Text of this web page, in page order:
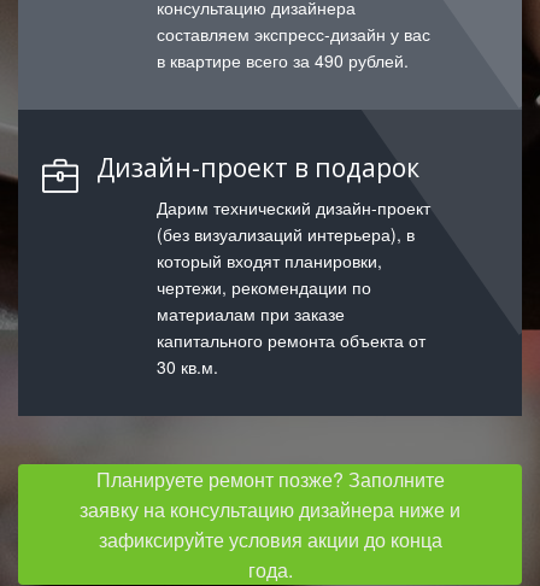
консультацию дизайнера
составляем экспресс-дизайн у вас
в квартире всего за 490 рублей.
Дизайн-проект в подарок
Дарим технический дизайн-проект
(без визуализаций интерьера), в
который входят планировки,
чертежи, рекомендации по
материалам при заказе
капитального ремонта объекта от
30 кв.м.
Планируете ремонт позже? Заполните
заявку на консультацию дизайнера ниже и
зафиксируйте условия акции до конца
года.